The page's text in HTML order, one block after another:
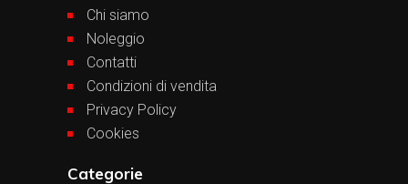
Chi siamo
Noleggio
Contatti
Condizioni di vendita
Privacy Policy
Cookies
Categorie